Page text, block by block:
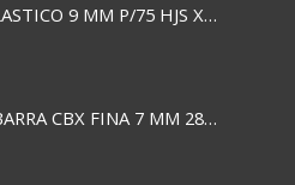
ESPIRAL PLASTICO 9 MM P/75 HJS X50X2400
SILICONA BARRA CBX FINA 7 MM 28 CM